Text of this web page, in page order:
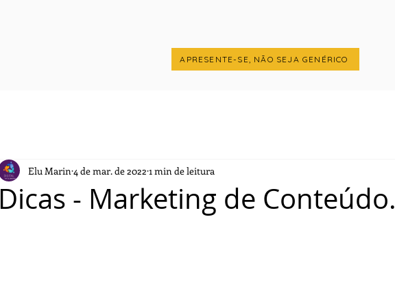
APRESENTE-SE, NÃO SEJA GENÉRICO
Dicas - Marketing de Conteúdo.
Elu Marin 4 de mar. de 2022 1 min de leitura